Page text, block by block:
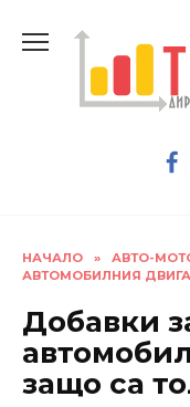
НАЧАЛО » АВТО-
АВТОМОБИЛНИЯ
Добавки
защо са